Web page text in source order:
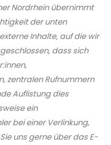
Nordrhein übernimmt
der unten
Inhalte, auf die wir
dass sich
zentralen Rufnummern
Auflistung dies
ein
bei einer Verlinkung,
uns gerne über das E-